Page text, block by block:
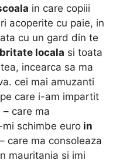
in care copiii
acoperite cu paie, in
cu un gard din te
locala si toata
incearca sa ma
cei mai amuzanti
care i-am impartit
– care ma
schimbe euro in
– care ma consoleaza
mauritania si imi